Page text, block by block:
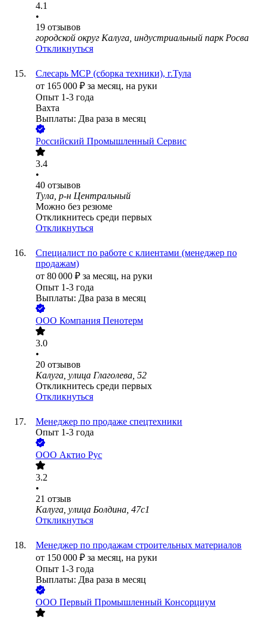
4.1
•
19 отзывов
городской округ Калуга, индустриальный парк Росва
Откликнуться
Слесарь МСР (сборка техники), г.Тула
от 165 000 ₽ за месяц, на руки
Опыт 1-3 года
Вахта
Выплаты: Два раза в месяц
Российский Промышленный Сервис
3.4
•
40 отзывов
Тула, р-н Центральный
Можно без резюме
Откликнитесь среди первых
Откликнуться
Специалист по работе с клиентами (менеджер по
продажам)
от 80 000 ₽ за месяц, на руки
Опыт 1-3 года
Выплаты: Два раза в месяц
ООО Компания Пенотерм
3.0
•
20 отзывов
Калуга, улица Глаголева, 52
Откликнитесь среди первых
Откликнуться
Менеджер по продаже спецтехники
Опыт 1-3 года
ООО Актио Рус
3.2
•
21 отзыв
Калуга, улица Болдина, 47с1
Откликнуться
Менеджер по продажам строительных материалов
от 150 000 ₽ за месяц, на руки
Опыт 1-3 года
Выплаты: Два раза в месяц
ООО Первый Промышленный Консорциум